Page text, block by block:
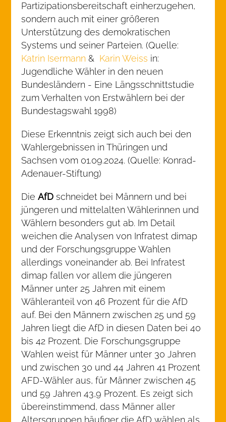
Partizipationsbereitschaft einherzugehen,
sondern auch mit einer größeren
Unterstützung des demokratischen
Systems und seiner Parteien. (Quelle:
Katrin Isermann & Karin Weiss in:
Jugendliche Wähler in den neuen
Bundesländern - Eine Längsschnittstudie
zum Verhalten von Erstwählern bei der
Bundestagswahl 1998)
Diese Erkenntnis zeigt sich auch bei den
Wahlergebnissen in Thüringen und
Sachsen vom 01.09.2024. (Quelle: Konrad-
Adenauer-Stiftung)
DieAfD schneidet bei Männern und bei
jüngeren und mittelalten Wählerinnen und
Wählern besonders gut ab. Im Detail
weichen die Analysen von Infratest dimap
und der Forschungsgruppe Wahlen
allerdings voneinander ab. Bei Infratest
dimap fallen vor allem die jüngeren
Männer unter 25 Jahren mit einem
Wähleranteil von 46 Prozent für die AfD
auf. Bei den Männern zwischen 25 und 59
Jahren liegt die AfD in diesen Daten bei 40
bis 42 Prozent. Die Forschungsgruppe
Wahlen weist für Männer unter 30 Jahren
und zwischen 30 und 44 Jahren 41 Prozent
AFD-Wähler aus, für Männer zwischen 45
und 59 Jahren 43,9 Prozent. Es zeigt sich
übereinstimmend, dass Männer aller
Altersgruppen häufiger die AfD wählen als